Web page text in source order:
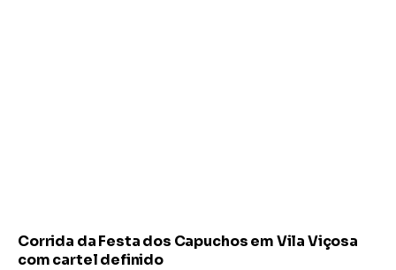
Corrida da Festa dos Capuchos em Vila Viçosa
com cartel definido